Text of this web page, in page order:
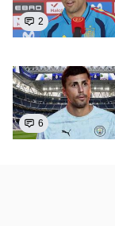
2
6